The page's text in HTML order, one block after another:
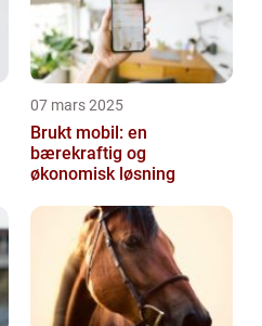
07 mars 2025
Brukt mobil: en
bærekraftig og
økonomisk løsning